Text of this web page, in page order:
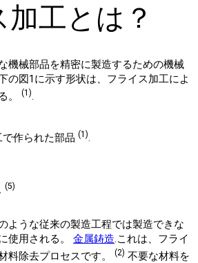
工とは？
機械部品を精密に製造するための機械
の図1に示す形状は、フライス加工によ
。
(1).
作られた部品 (1).
(5)
ような従来の製造工程では製造できな
使用される。 金属鋳造.これは、フライ
料除去プロセスです。
(2) 不要な材料を